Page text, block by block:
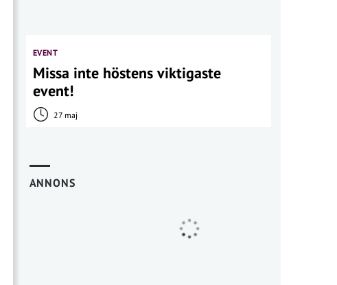
EVENT
Missa inte höstens viktigaste
event!
27 maj
ANNONS